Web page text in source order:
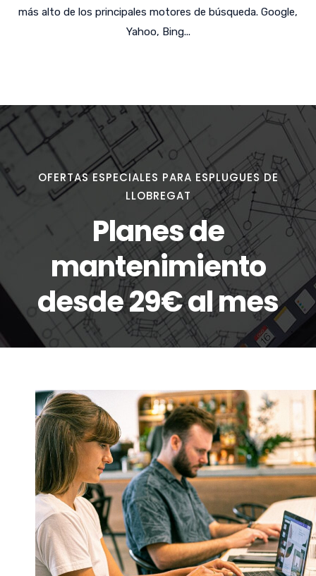
más alto de los principales motores de búsqueda. Google,
Yahoo, Bing...
OFERTAS ESPECIALES PARA ESPLUGUES DE
LLOBREGAT
Planes de
mantenimiento
desde 29€ al mes